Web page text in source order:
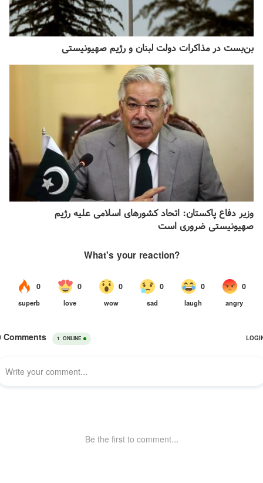
بن‌بست در مذاکرات دولت لبنان و رژیم صهیونیستی
وزیر دفاع پاکستان: اتحاد کشور‌های اسلامی علیه رژیم
صهیونیستی ضروری است